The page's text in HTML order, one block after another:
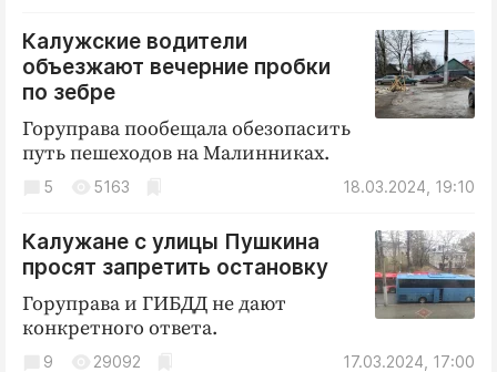
Калужские водители
объезжают вечерние пробки
по зебре
Горуправа пообещала обезопасить
путь пешеходов на Малинниках.
18.03.2024, 19:10
5 5163
Калужане с улицы Пушкина
просят запретить остановку
Горуправа и ГИБДД не дают
конкретного ответа.
17.03.2024, 17:00
9 29092